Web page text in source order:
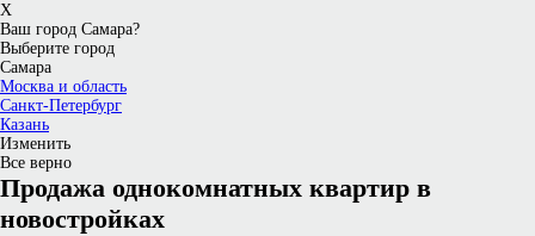
X
Ваш город Самара?
Выберите город
Самара
Москва и область
Санкт-Петербург
Казань
Изменить
Все верно
Продажа однокомнатных квартир в
новостройках